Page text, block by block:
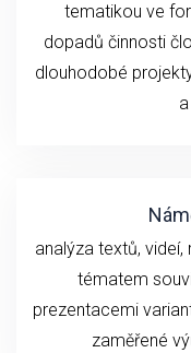
tematikou ve
dopadů činnosti
dlouhodobé
analýza textů,
tématem
prezentacemi
zaměřené